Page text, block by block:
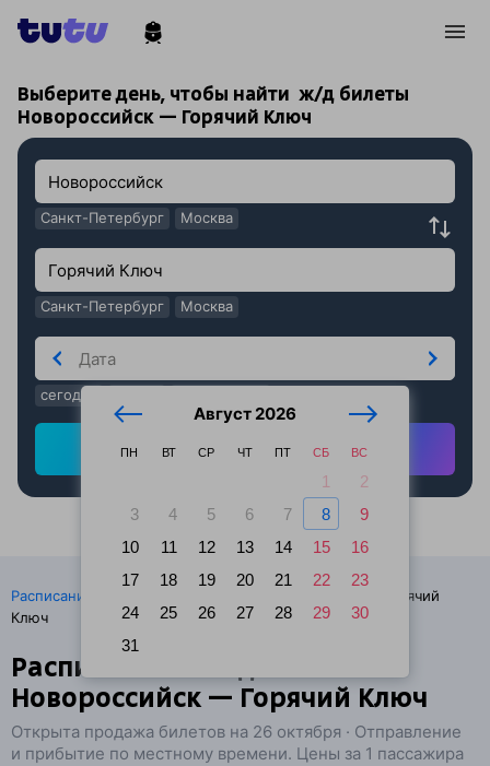
Выберите день, чтобы найти ж/д билеты
Новороссийск — Горячий Ключ
Санкт-Петербург Москва
Санкт-Петербург Москва
Август 2026
ПН ВТ СР ЧТ ПТ СБ ВС
1
2
3
4 5 6 7 8
9
10
11 12 13 14 15
16
17
18 19 20 21 22
23
24
25 26 27 28 29
30
31
сегодня
Найти ж/д билеты
Расписание поездов
Ж/д билеты Новороссийск → Горячий
Ключ
Расписание поездов
Новороссийск — Горячий Ключ
Открыта продажа билетов на 26 октября · Отправление
и прибытие по местному времени. Цены за 1 пассажира